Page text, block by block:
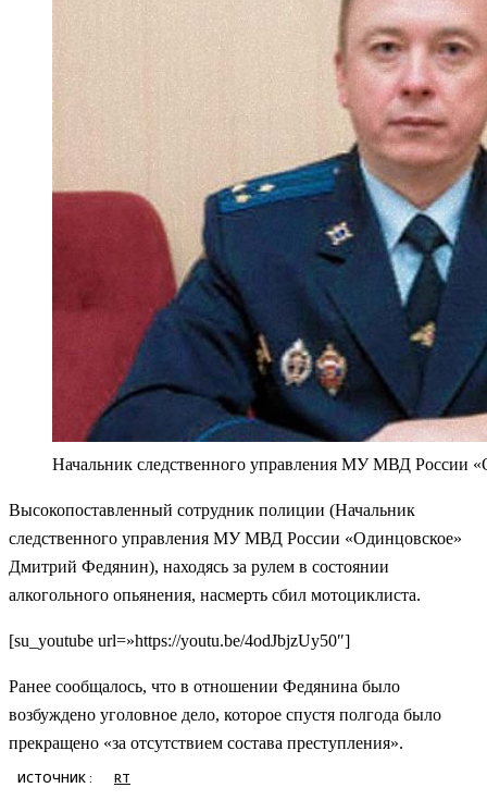
Начальник следственного управления МУ МВД России
Высокопоставленный сотрудник полиции (Начальник
следственного управления МУ МВД России «Одинцовское»
Дмитрий Федянин), находясь за рулем в состоянии
алкогольного опьянения, насмерть сбил мотоциклиста.
[su_youtube url=»https://youtu.be/4odJbjzUy50″]
Ранее сообщалось, что в отношении Федянина было
возбуждено уголовное дело, которое спустя полгода было
прекращено «за отсутствием состава преступления».
ИСТОЧНИК : RT